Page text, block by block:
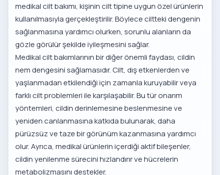
medikal cilt bakımı, kişinin cilt tipine uygun özel ürünlerin
kullanılmasıyla gerçekleştirilir. Böylece ciltteki dengenin
sağlanmasına yardımcı olurken, sorunlu alanların da
gözle görülür şekilde iyileşmesini sağlar.
Medikal cilt bakımlarının bir diğer önemli faydası, cildin
nem dengesini sağlamasıdır. Cilt, dış etkenlerden ve
yaşlanmadan etkilendiği için zamanla kuruyabilir veya
farklı cilt problemleri ile karşılaşabilir. Bu tür onarım
yöntemleri, cildin derinlemesine beslenmesine ve
yeniden canlanmasına katkıda bulunarak, daha
pürüzsüz ve taze bir görünüm kazanmasına yardımcı
olur. Ayrıca, medikal ürünlerin içerdiği aktif bileşenler,
cildin yenilenme sürecini hızlandırır ve hücrelerin
metabolizmasını destekler.